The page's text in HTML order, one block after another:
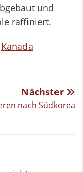
und
raffiniert.
Kanada
Nächster
nach Südkorea